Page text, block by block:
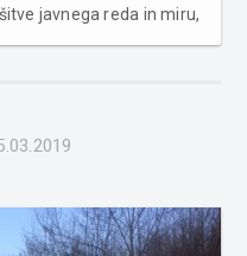
javnega reda in miru,